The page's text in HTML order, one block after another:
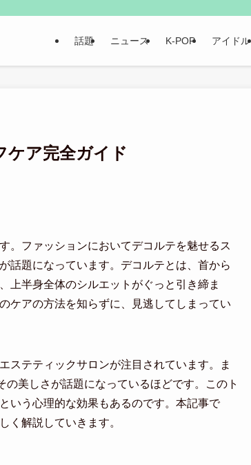
話題 ニュース K-POP アイドル
ケア完全ガイド
。ファッションにおいてデコルテを魅せるス
話題になっています。デコルテとは、首から
上半身全体のシルエットがぐっと引き締ま
ケアの方法を知らずに、見逃してしまってい
ステティックサロンが注目されています。ま
美しさが話題になっているほどです。このト
いう心理的な効果もあるのです。本記事で
く解説していきます。